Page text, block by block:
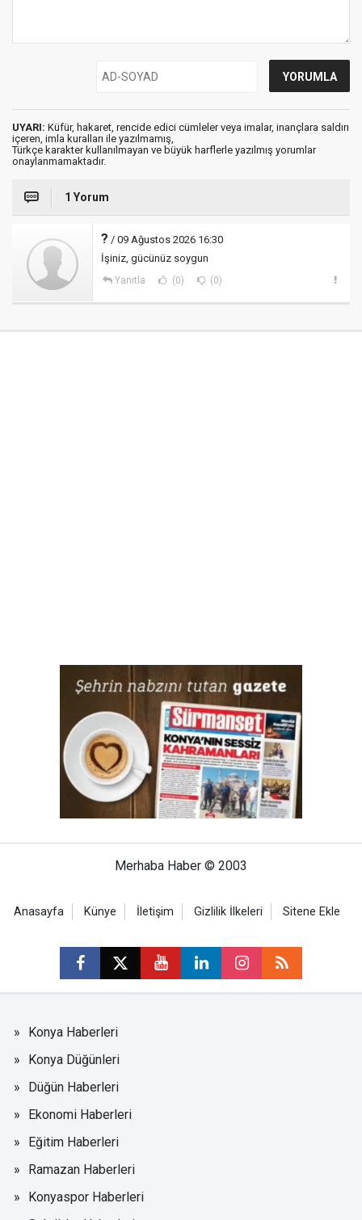
UYARI: Küfür, hakaret, rencide edici cümleler veya imalar, inançlara saldırı
içeren, imla kuralları ile yazılmamış,
Türkçe karakter kullanılmayan ve büyük harflerle yazılmış yorumlar
onaylanmamaktadır.
1 Yorum
? / 09 Ağustos 2026 16:30
İşiniz, gücünüz soygun
Yanıtla (0) (0)
Merhaba Haber © 2003
Anasayfa Künye İletişim Gizlilik İlkeleri Sitene Ekle
Konya Haberleri
Konya Düğünleri
Düğün Haberleri
Ekonomi Haberleri
Eğitim Haberleri
Ramazan Haberleri
Konyaspor Haberleri